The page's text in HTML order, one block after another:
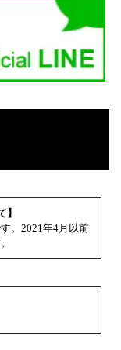
】
。2021年4月以前